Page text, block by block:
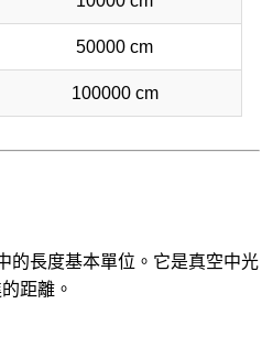
50000 cm
100000 cm
的長度基本單位。它是真空中光
距離。